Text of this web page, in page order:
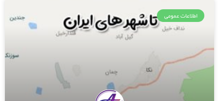
اطلاعات عمومی